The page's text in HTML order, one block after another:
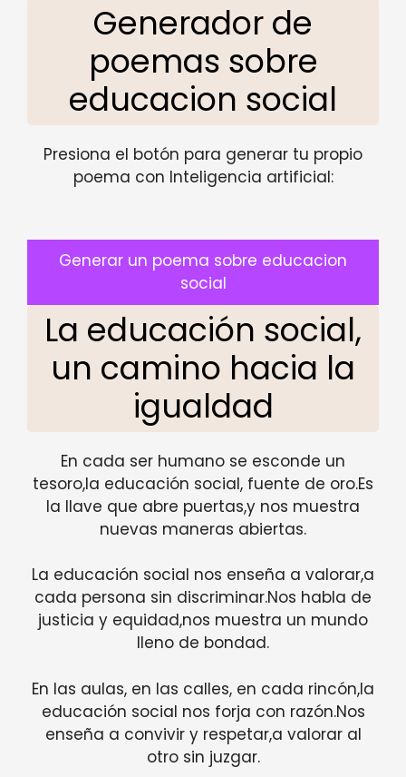
Generador de
poemas sobre
educacion social
Presiona el botón para generar tu propio
poema con Inteligencia artificial:
Generar un poema sobre educacion
social
La educación social,
un camino hacia la
igualdad
En cada ser humano se esconde un
tesoro,la educación social, fuente de oro.Es
la llave que abre puertas,y nos muestra
nuevas maneras abiertas.
La educación social nos enseña a valorar,a
cada persona sin discriminar.Nos habla de
justicia y equidad,nos muestra un mundo
lleno de bondad.
En las aulas, en las calles, en cada rincón,la
educación social nos forja con razón.Nos
enseña a convivir y respetar,a valorar al
otro sin juzgar.